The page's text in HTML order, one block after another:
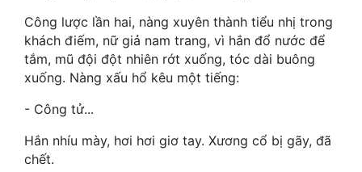
Khoa Huyễn Không Gian
Kinh Dị
Kiếm Hiệp
Kỳ Huyễn
Kỳ Ảo
Công lược lần hai, nàng xuyên thành tiểu nhị trong
khách điếm, nữ giả nam trang, vì hắn đổ nước để
tắm, mũ đội đột nhiên rớt xuống, tóc dài buông
xuống. Nàng xấu hổ kêu một tiếng:
- Công tử...
Hắn nhíu mày, hơi hơi giơ tay. Xương cổ bị gãy, đã
chết.